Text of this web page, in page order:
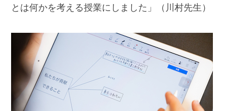
とは何かを考える授業にしました」（川村先生）